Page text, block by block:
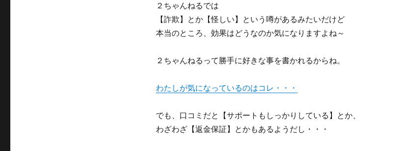
２ちゃんねるでは
【詐欺】とか【怪しい】という噂があるみたいだけど
本当のところ、効果はどうなのか気になりますよね～
２ちゃんねるって勝手に好きな事を書かれるからね。
わたしが気になっているのはコレ・・・
でも、口コミだと【サポートもしっかりしている】とか、
わざわざ【返金保証】とかもあるようだし・・・